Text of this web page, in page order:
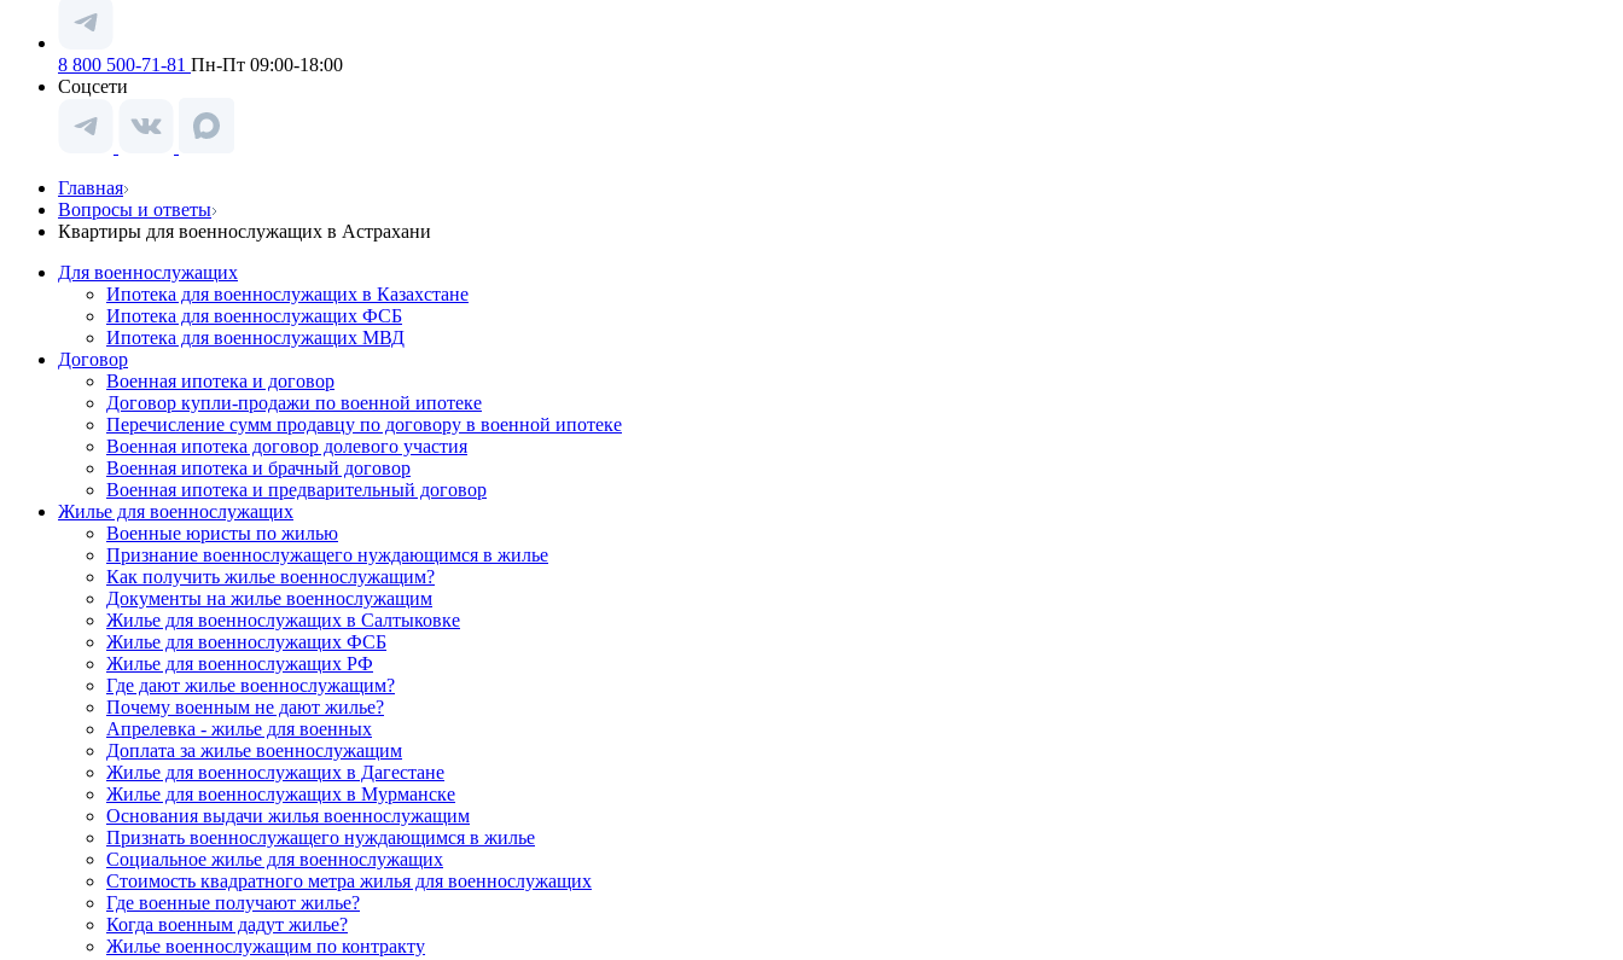
8 800 500-71-81 Пн-Пт 09:00-18:00
Соцсети
Главная
Вопросы и ответы
Квартиры для военнослужащих в Астрахани
Для военнослужащих
Ипотека для военнослужащих в Казахстане
Ипотека для военнослужащих ФСБ
Ипотека для военнослужащих МВД
Договор
Военная ипотека и договор
Договор купли-продажи по военной ипотеке
Перечисление сумм продавцу по договору в военной ипотеке
Военная ипотека договор долевого участия
Военная ипотека и брачный договор
Военная ипотека и предварительный договор
Жилье для военнослужащих
Военные юристы по жилью
Признание военнослужащего нуждающимся в жилье
Как получить жилье военнослужащим?
Документы на жилье военнослужащим
Жилье для военнослужащих в Салтыковке
Жилье для военнослужащих ФСБ
Жилье для военнослужащих РФ
Где дают жилье военнослужащим?
Почему военным не дают жилье?
Апрелевка - жилье для военных
Доплата за жилье военнослужащим
Жилье для военнослужащих в Дагестане
Жилье для военнослужащих в Мурманске
Основания выдачи жилья военнослужащим
Признать военнослужащего нуждающимся в жилье
Социальное жилье для военнослужащих
Стоимость квадратного метра жилья для военнослужащих
Где военные получают жилье?
Когда военным дадут жилье?
Жилье военнослужащим по контракту